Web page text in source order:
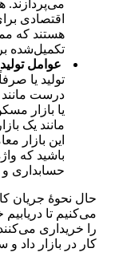
می‌پردازند.
اقتصادی
هستند که
تکمیل‌شده
عوامل
تولید یا
درست مانند
یا بازار
مانند یک
این بازار
باشید که
حسابداری و
حال نحوۀ جریان
می‌کنیم تا
را خریداری
کار در بازار داد